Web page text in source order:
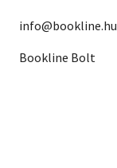
info@bookline.hu
Bookline Bolt